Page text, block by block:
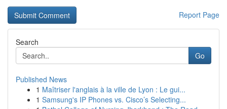
Report Page
Search
Go
Published News
1 Maîtriser l'anglais à la ville de Lyon : Le gui...
1 Samsung's IP Phones vs. Cisco’s Selecting...